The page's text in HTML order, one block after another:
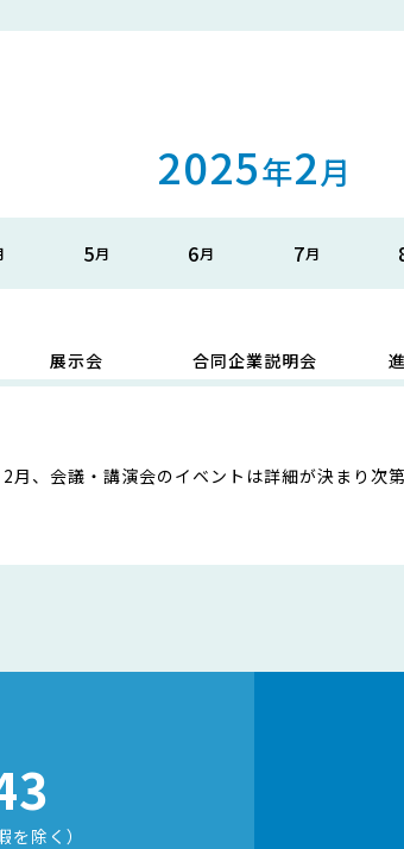
2025年2月
5 6 7
展示会 合同企業説明会
月、会議・講演会のイベントは詳細が決まり次
を除く）